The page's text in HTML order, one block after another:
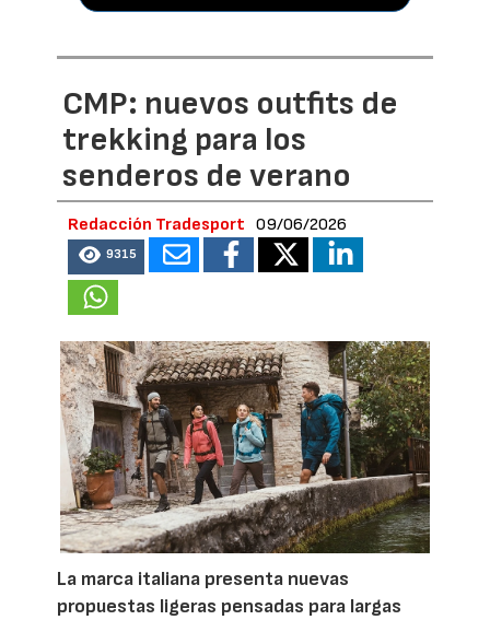
CMP: nuevos outfits de
trekking para los
senderos de verano
Redacción Tradesport 09/06/2026
9315
La marca italiana presenta nuevas
propuestas ligeras pensadas para largas